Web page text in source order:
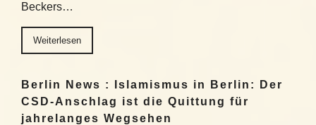
Beckers…
Weiterlesen
Berlin News : Islamismus in Berlin: Der
CSD-Anschlag ist die Quittung für
jahrelanges Wegsehen